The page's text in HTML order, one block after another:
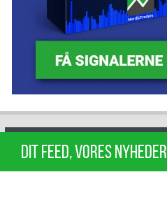
DIT FEED, VORES NYHEDER